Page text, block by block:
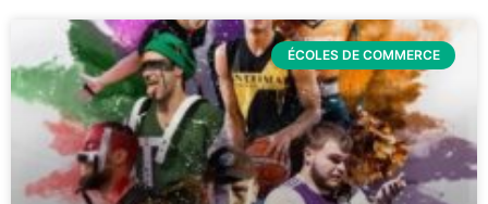
ÉCOLES DE COMMERCE